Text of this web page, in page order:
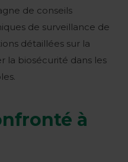
de conseils
de surveillance de
détaillées sur la
la biosécurité dans les
à